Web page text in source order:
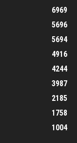
6969
5696
5694
4916
4244
3987
2185
1758
1004